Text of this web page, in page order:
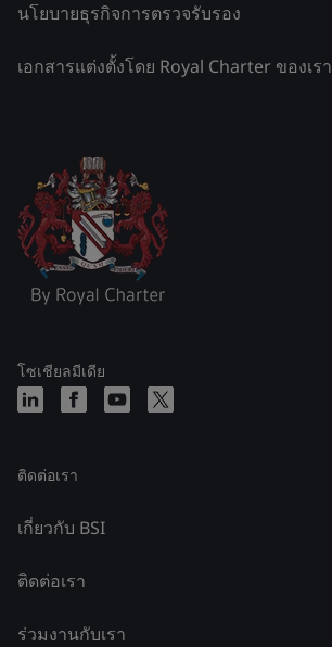
นโยบายธุรกิจการตรวจรับรอง
เอกสารแต่งตั้งโดย Royal Charter ของเรา
โซเชียลมีเดีย
ติดต่อเรา
เกี่ยวกับ BSI
ติดต่อเรา
ร่วมงานกับเรา